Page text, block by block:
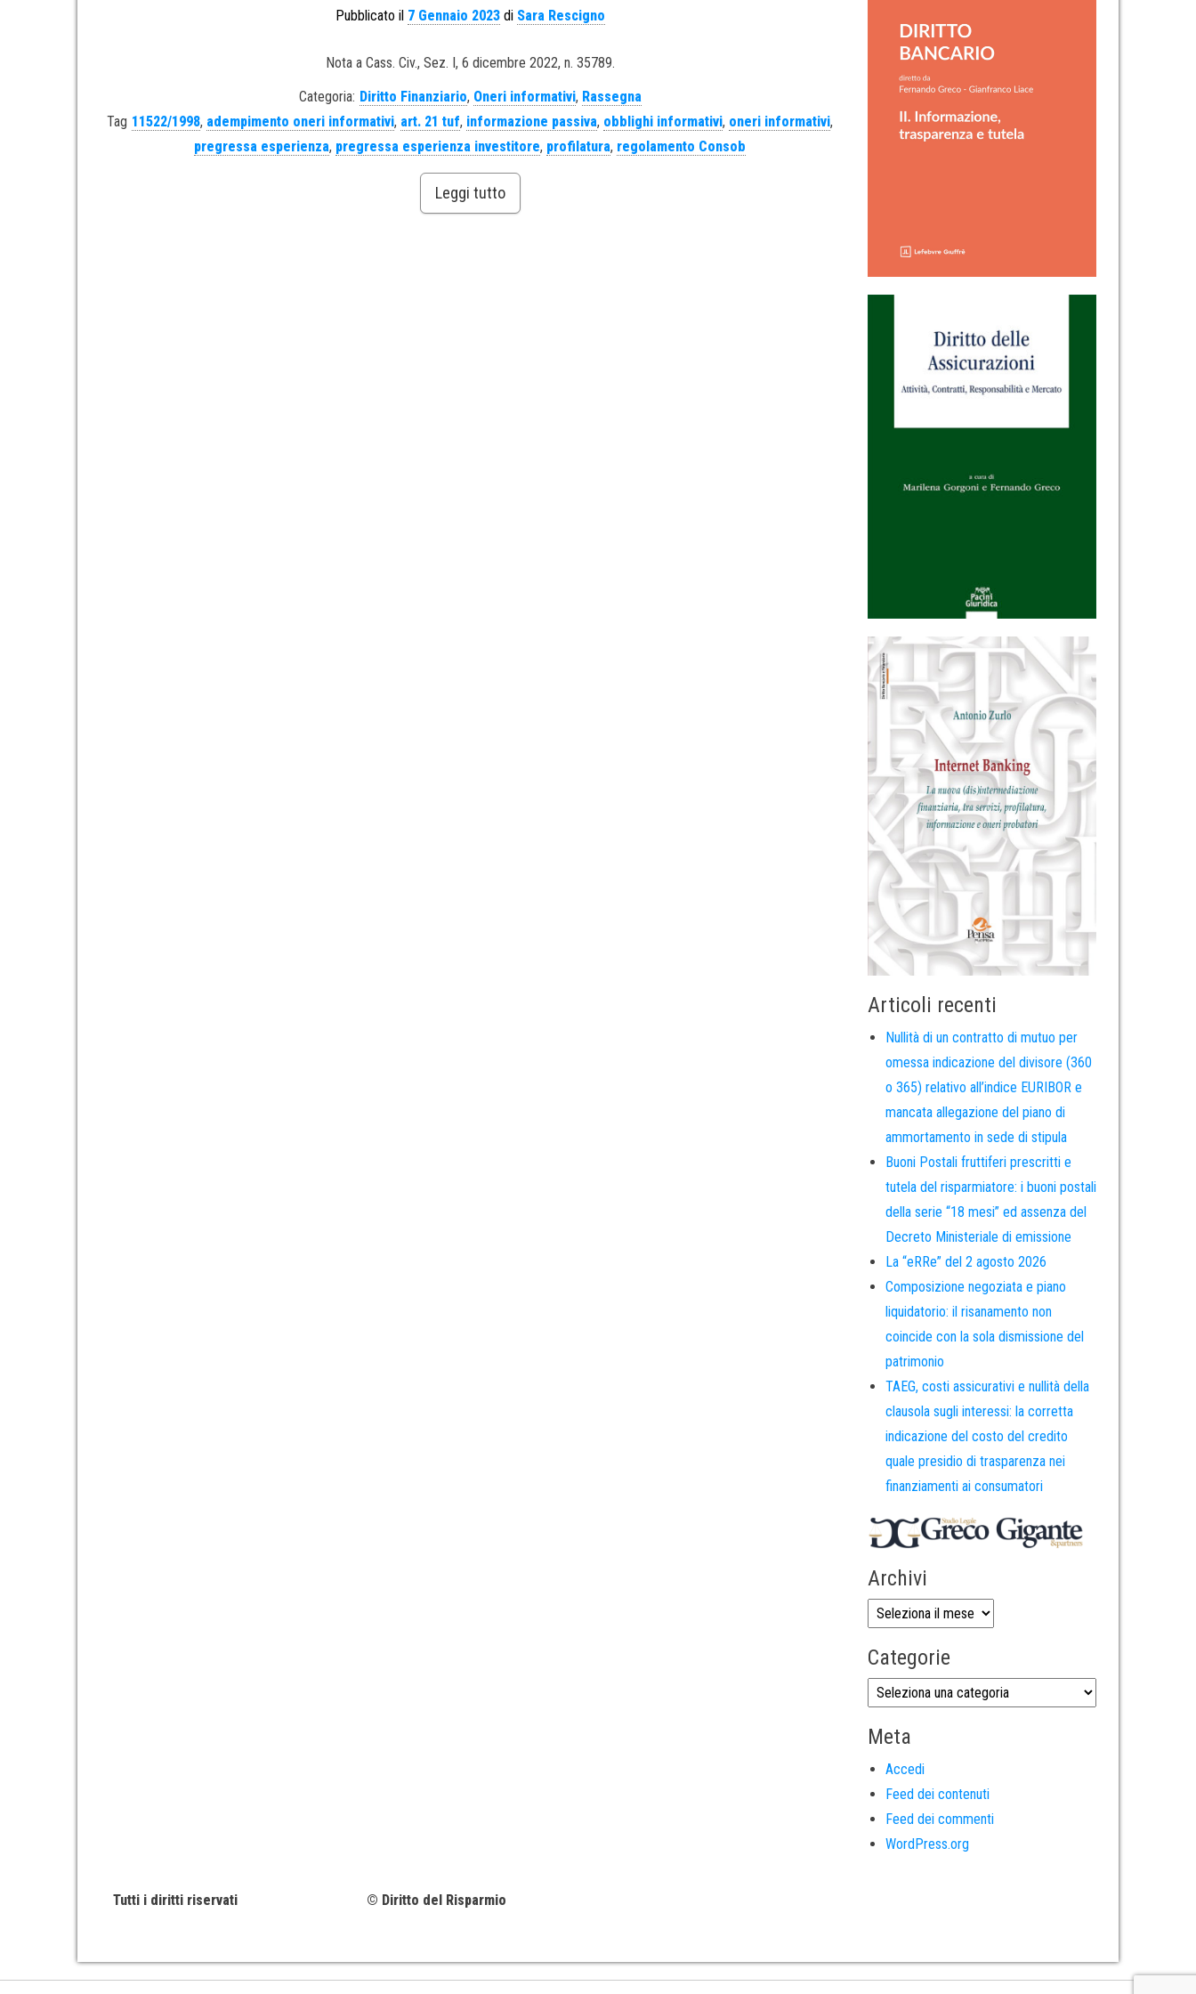
Pubblicato il 7 Gennaio 2023di Sara Rescigno
Nota a Cass. Civ., Sez. I, 6 dicembre 2022, n. 35789.
Categoria: Diritto Finanziario, Oneri informativi, Rassegna
Tag 11522/1998, adempimento oneri informativi, art. 21 tuf, informazione passiva, obblighi informativi, oneri informativi,
pregressa esperienza, pregressa esperienza investitore, profilatura, regolamento Consob
Leggi tutto
Articoli recenti
Nullità di un contratto di mutuo per
omessa indicazione del divisore (360
o 365) relativo all’indice EURIBOR e
mancata allegazione del piano di
ammortamento in sede di stipula
Buoni Postali fruttiferi prescritti e
tutela del risparmiatore: i buoni postali
della serie “18 mesi” ed assenza del
Decreto Ministeriale di emissione
La “eRRe” del 2 agosto 2026
Composizione negoziata e piano
liquidatorio: il risanamento non
coincide con la sola dismissione del
patrimonio
TAEG, costi assicurativi e nullità della
clausola sugli interessi: la corretta
indicazione del costo del credito
quale presidio di trasparenza nei
finanziamenti ai consumatori
Archivi
Categorie
Meta
Accedi
Feed dei contenuti
Feed dei commenti
WordPress.org
Tutti i diritti riservati © Diritto del Risparmio